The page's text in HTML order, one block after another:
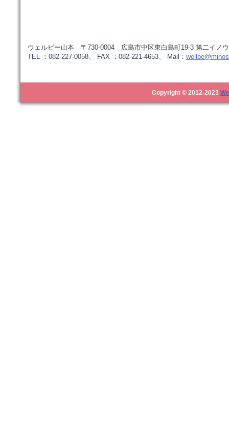
ウェルビー山本 〒730-0004 広島市中区東白島町19-3 第二イノ
TEL ：082-227-0058、 FAX ：082-221-4653、 Mail：
Copyright © 2012-2023